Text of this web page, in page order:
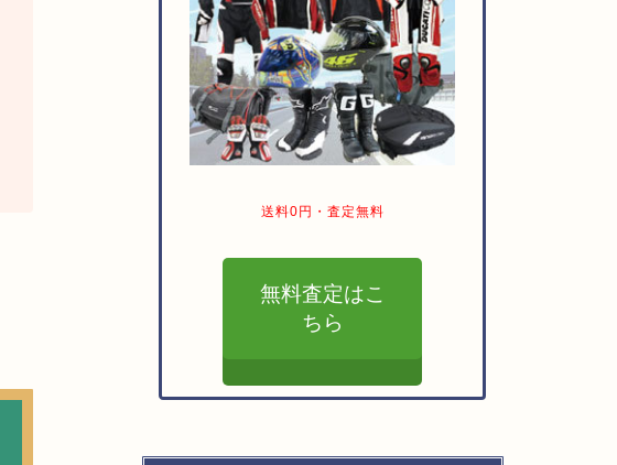
送料0円・査定無料
無料査定はこ
ちら